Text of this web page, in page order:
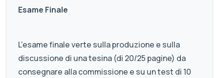
Esame Finale
L'esame finale verte sulla produzione e sulla
discussione di una tesina (di 20/25 pagine) da
consegnare alla commissione e su un test di 10